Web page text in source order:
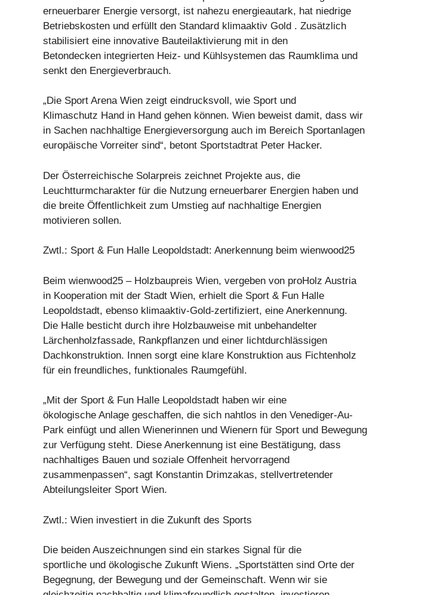
erneuerbarer Energie versorgt, ist nahezu energieautark, hat niedrige
Betriebskosten und erfüllt den Standard klimaaktiv Gold . Zusätzlich
stabilisiert eine innovative Bauteilaktivierung mit in den
Betondecken integrierten Heiz- und Kühlsystemen das Raumklima und
senkt den Energieverbrauch.
„Die Sport Arena Wien zeigt eindrucksvoll, wie Sport und
Klimaschutz Hand in Hand gehen können. Wien beweist damit, dass wir
in Sachen nachhaltige Energieversorgung auch im Bereich Sportanlagen
europäische Vorreiter sind“, betont Sportstadtrat Peter Hacker.
Der Österreichische Solarpreis zeichnet Projekte aus, die
Leuchtturmcharakter für die Nutzung erneuerbarer Energien haben und
die breite Öffentlichkeit zum Umstieg auf nachhaltige Energien
motivieren sollen.
Zwtl.: Sport & Fun Halle Leopoldstadt: Anerkennung beim wienwood25
Beim wienwood25 – Holzbaupreis Wien, vergeben von proHolz Austria
in Kooperation mit der Stadt Wien, erhielt die Sport & Fun Halle
Leopoldstadt, ebenso klimaaktiv-Gold-zertifiziert, eine Anerkennung.
Die Halle besticht durch ihre Holzbauweise mit unbehandelter
Lärchenholzfassade, Rankpflanzen und einer lichtdurchlässigen
Dachkonstruktion. Innen sorgt eine klare Konstruktion aus Fichtenholz
für ein freundliches, funktionales Raumgefühl.
„Mit der Sport & Fun Halle Leopoldstadt haben wir eine
ökologische Anlage geschaffen, die sich nahtlos in den Venediger-Au-
Park einfügt und allen Wienerinnen und Wienern für Sport und Bewegung
zur Verfügung steht. Diese Anerkennung ist eine Bestätigung, dass
nachhaltiges Bauen und soziale Offenheit hervorragend
zusammenpassen“, sagt Konstantin Drimzakas, stellvertretender
Abteilungsleiter Sport Wien.
Zwtl.: Wien investiert in die Zukunft des Sports
Die beiden Auszeichnungen sind ein starkes Signal für die
sportliche und ökologische Zukunft Wiens. „Sportstätten sind Orte der
Begegnung, der Bewegung und der Gemeinschaft. Wenn wir sie